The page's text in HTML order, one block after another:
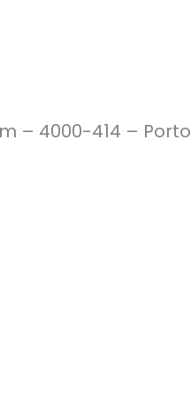
– 4000-414 – Porto